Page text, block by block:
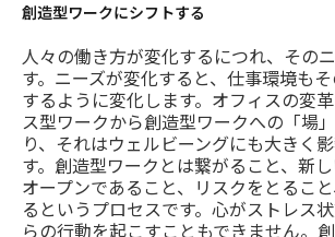
創造型ワークにシフトする
人々の働き方が変化するにつれ、その
す。ニーズが変化すると、仕事環境も
するように変化します。オフィスの変
ス型ワークから創造型ワークへの「場
り、それはウェルビーングにも大きく
す。創造型ワークとは繋がること、新
オープンであること、リスクをとるこ
るというプロセスです。心がストレス
らの行動を起こすこともできません。